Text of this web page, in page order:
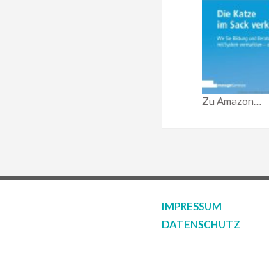
Zu Amazon…
IMPRESSUM
DATENSCHUTZ